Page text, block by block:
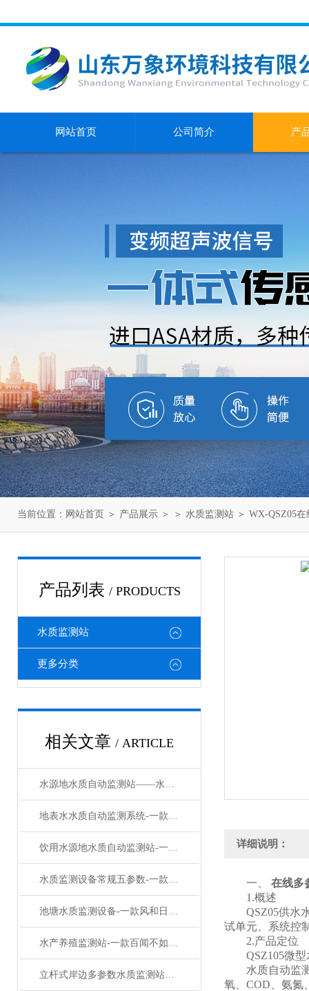
网站首页 公司简介 产
当前位置： 网站首页 ＞ 产品展示 ＞ ＞ 水质监测站 ＞ WX-QSZ05
产品列表 / PRODUCTS
水质监测站
更多分类
相关文章 / ARTICLE
水源地水质自动监测站——水质在线监测系统：让每一滴水质数据都实时可溯
地表水水质自动监测系统-一款覆雨翻云的太阳能水质在线监测设备#2023已更新
饮用水源地水质自动监测站-一款实力在线的水质监测预警系统设备#2023已更新
水质监测设备常规五参数-一款心旷神怡的水质快速监测设备#2023已更新
池塘水质监测设备-一款风和日丽的多参数水质在线监测设备#2023已更新
水产养殖监测站-一款百闻不如一见的水质监测站#2023已更新
立杆式岸边多参数水质监测站：守护碧水的“智能哨兵”
详细说明：
一、
在线多
1.概述
QSZ05供水水
试单元、系统控
2.产品定位
QSZ105微型
水质自动监测
氧、COD、氨氮